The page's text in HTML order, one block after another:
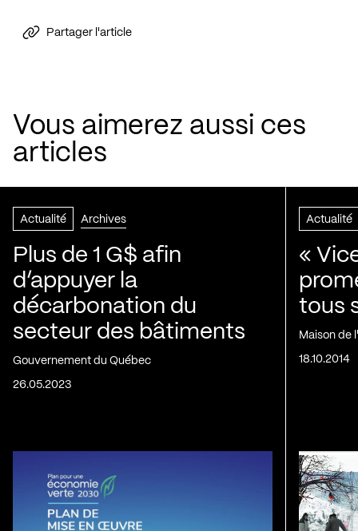
Partager l'article
Vous aimerez aussi ces
articles
Actualité Archives
Plus de 1 G$ afin
d’appuyer la
décarbonation du
secteur des bâtiments
Gouvernement du Québec
26.05.2023
Actualité
«
tous
Maison de
18.10.2014